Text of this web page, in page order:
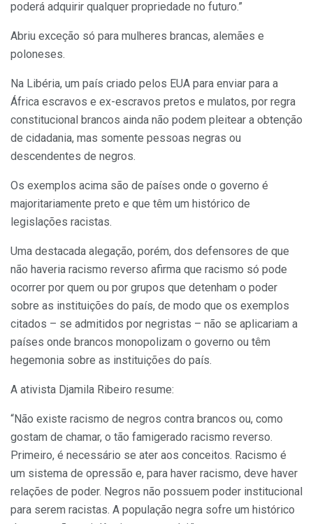
poderá adquirir qualquer propriedade no futuro.”
Abriu exceção só para mulheres brancas, alemães e
poloneses.
Na Libéria, um país criado pelos EUA para enviar para a
África escravos e ex-escravos pretos e mulatos, por regra
constitucional brancos ainda não podem pleitear a obtenção
de cidadania, mas somente pessoas negras ou
descendentes de negros.
Os exemplos acima são de países onde o governo é
majoritariamente preto e que têm um histórico de
legislações racistas.
Uma destacada alegação, porém, dos defensores de que
não haveria racismo reverso afirma que racismo só pode
ocorrer por quem ou por grupos que detenham o poder
sobre as instituições do país, de modo que os exemplos
citados – se admitidos por negristas – não se aplicariam a
países onde brancos monopolizam o governo ou têm
hegemonia sobre as instituições do país.
A ativista Djamila Ribeiro resume:
“Não existe racismo de negros contra brancos ou, como
gostam de chamar, o tão famigerado racismo reverso.
Primeiro, é necessário se ater aos conceitos. Racismo é
um sistema de opressão e, para haver racismo, deve haver
relações de poder. Negros não possuem poder institucional
para serem racistas. A população negra sofre um histórico